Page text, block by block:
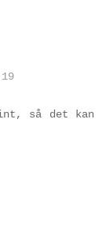
så det kan